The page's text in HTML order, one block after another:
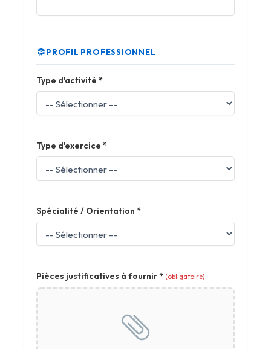
PROFIL PROFESSIONNEL
Type d'activité *
Type d'exercice *
Spécialité / Orientation *
Pièces justificatives à fournir* (obligatoire)